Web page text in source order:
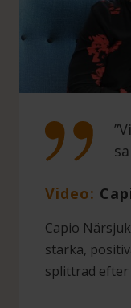
Video:
Capio
starka,
splittrad efter